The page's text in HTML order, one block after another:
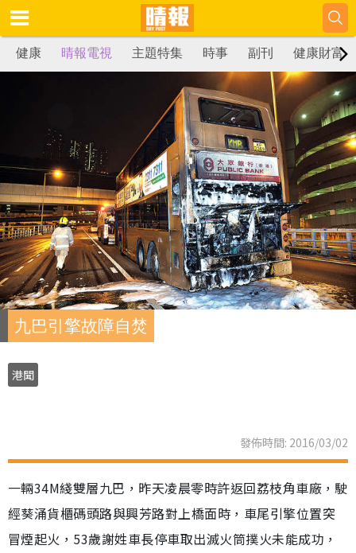
健康 晴報電視 主題特集 時事 副刊 健康財富
九巴引擎故障自焚
港聞
發佈時間: 2016/03/02
一輛34M綫雙層九巴，昨天凌晨零時許返回荔枝角車廠，駛
經葵涌貨櫃碼頭路與興芳路對上橋面時，車尾引擎位置突
冒煙起火，53歲謝姓車長停車取出滅火筒撲火未能成功，